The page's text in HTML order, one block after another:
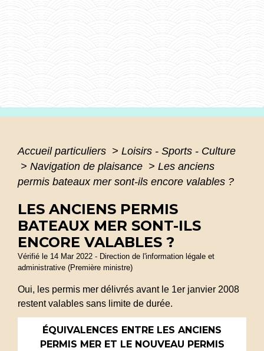
Accueil particuliers > Loisirs - Sports - Culture
> Navigation de plaisance > Les anciens
permis bateaux mer sont-ils encore valables ?
LES ANCIENS PERMIS
BATEAUX MER SONT-ILS
ENCORE VALABLES ?
Vérifié le 14 Mar 2022 - Direction de l'information légale et
administrative (Première ministre)
Oui, les permis mer délivrés avant le 1er janvier 2008
restent valables sans limite de durée.
ÉQUIVALENCES ENTRE LES ANCIENS
PERMIS MER ET LE NOUVEAU PERMIS